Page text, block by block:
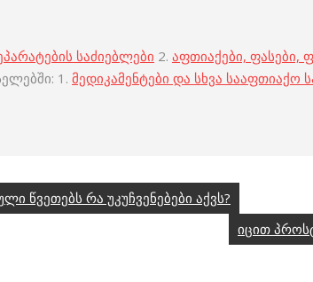
საძიებლები 2. აფთიაქები, ფასები,
1. მედიკამენტები და სხვა სააფთიაქო
წვეთებს რა უკუჩვენებები აქვს?
იცით